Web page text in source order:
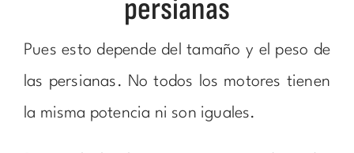
persianas
Pues esto depende del tamaño y el peso de
las persianas. No todos los motores tienen
la misma potencia ni son iguales.